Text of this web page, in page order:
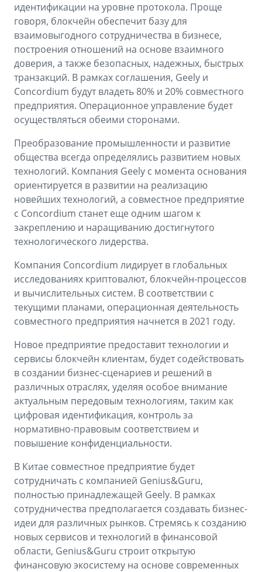
идентификации на уровне протокола. Проще
говоря, блокчейн обеспечит базу для
взаимовыгодного сотрудничества в бизнесе,
построения отношений на основе взаимного
доверия, а также безопасных, надежных, быстрых
транзакций. В рамках соглашения, Geely и
Concordium будут владеть 80% и 20% совместного
предприятия. Операционное управление будет
осуществляться обеими сторонами.
Преобразование промышленности и развитие
общества всегда определялись развитием новых
технологий. Компания Geely с момента основания
ориентируется в развитии на реализацию
новейших технологий, а совместное предприятие
с Concordium станет еще одним шагом к
закреплению и наращиванию достигнутого
технологического лидерства.
Компания Concordium лидирует в глобальных
исследованиях криптовалют, блокчейн-процессов
и вычислительных систем. В соответствии с
текущими планами, операционная деятельность
совместного предприятия начнется в 2021 году.
Новое предприятие предоставит технологии и
сервисы блокчейн клиентам, будет содействовать
в создании бизнес-сценариев и решений в
различных отраслях, уделяя особое внимание
актуальным передовым технологиям, таким как
цифровая идентификация, контроль за
нормативно-правовым соответствием и
повышение конфиденциальности.
В Китае совместное предприятие будет
сотрудничать с компанией Genius&Guru,
полностью принадлежащей Geely. В рамках
сотрудничества предполагается создавать бизнес-
идеи для различных рынков. Стремясь к созданию
новых сервисов и технологий в финансовой
области, Genius&Guru строит открытую
финансовую экосистему на основе современных